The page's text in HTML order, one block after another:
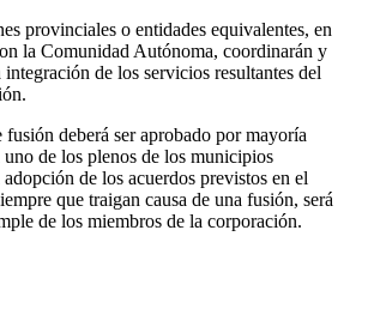
provinciales o entidades equivalentes, en
la Comunidad Autónoma, coordinarán y
integración de los servicios resultantes del
deberá ser aprobado por mayoría
uno de los plenos de los municipios
de los acuerdos previstos en el
que traigan causa de una fusión, será
de los miembros de la corporación.